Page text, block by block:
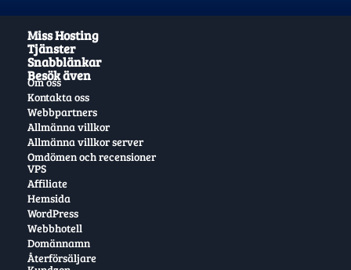
Miss Hosting
Tjänster
Snabblänkar
Besök även
Om oss
Kontakta oss
Webbpartners
Allmänna villkor
Allmänna villkor server
Omdömen och recensioner
VPS
Affiliate
Hemsida
WordPress
Webbhotell
Domännamn
Återförsäljare